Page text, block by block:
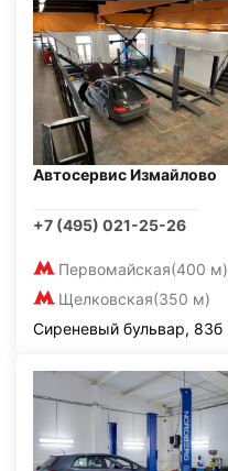
Автосервис Измайлово
+7 (495) 021-25-26
Первомайская(400 м)
Щелковская(350 м)
Сиреневый бульвар, 83б